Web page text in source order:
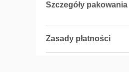
Szczegóły pakowania
Zasady płatności